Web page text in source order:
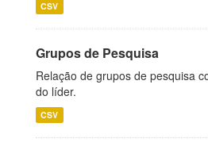
CSV
Grupos de Pesquisa
Relação de grupos de pesquisa
do líder.
CSV